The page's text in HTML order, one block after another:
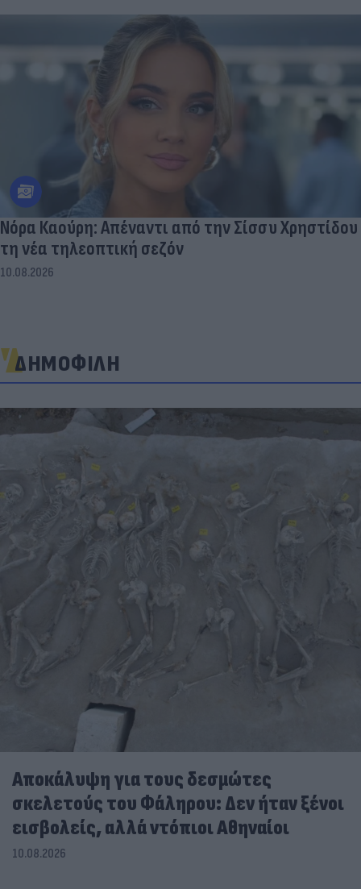
Νόρα Καούρη: Απέναντι από την Σίσσυ Χρηστίδου
τη νέα τηλεοπτική σεζόν
10.08.2026
ΔΗΜΟΦΙΛΗ
Αποκάλυψη για τους δεσμώτες
σκελετούς του Φάληρου: Δεν ήταν ξένοι
εισβολείς, αλλά ντόπιοι Αθηναίοι
10.08.2026